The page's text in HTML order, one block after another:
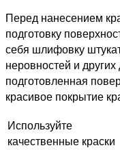
Перед нанесением
подготовку
себя шлифовку
неровностей и
подготовленная
красивое покрытие
Используйте
качественные краски